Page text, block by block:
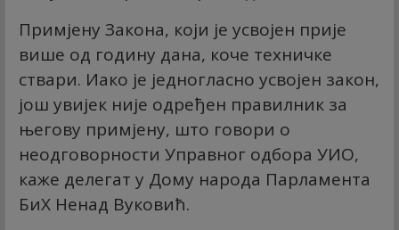
Примјену Закона, који је усвојен прије
више од годину дана, коче техничке
ствари. Иако је једногласно усвојен закон,
још увијек није одређен правилник за
његову примјену, што говори о
неодговорности Управног одбора УИО,
каже делегат у Дому народа Парламента
БиХ Ненад Вуковић.